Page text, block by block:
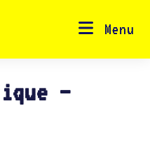
Menu
–